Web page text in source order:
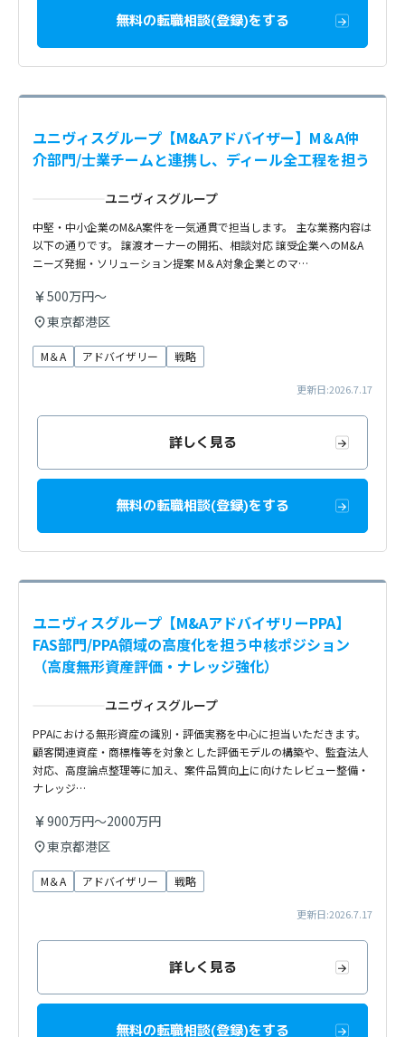
無料の転職相談(登録)をする
ユニヴィスグループ【M&Aアドバイザー】M＆A仲
介部門/士業チームと連携し、ディール全工程を担う
ユニヴィスグループ
中堅・中小企業のM&A案件を一気通貫で担当します。 主な業務内容は
以下の通りです。 譲渡オーナーの開拓、相談対応 譲受企業へのM&A
ニーズ発掘・ソリューション提案 M＆A対象企業とのマ…
500万円～
東京都港区
M＆A アドバイザリー 戦略
更新日:2026.7.17
詳しく見る
無料の転職相談(登録)をする
ユニヴィスグループ【M&AアドバイザリーPPA】
FAS部門/PPA領域の高度化を担う中核ポジション
（高度無形資産評価・ナレッジ強化）
ユニヴィスグループ
PPAにおける無形資産の識別・評価実務を中心に担当いただきます。
顧客関連資産・商標権等を対象とした評価モデルの構築や、監査法人
対応、高度論点整理等に加え、案件品質向上に向けたレビュー整備・
ナレッジ…
900万円～2000万円
東京都港区
M＆A アドバイザリー 戦略
更新日:2026.7.17
詳しく見る
無料の転職相談(登録)をする